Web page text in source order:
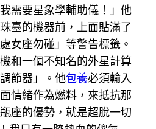
需要星象學輔助儀！」他
臺的機器前，上面貼滿了
女座勿碰」等警告標籤。
和一個不知名的外星計算
節器」。他包養必須輸入
情緒作為燃料，來抵抗那
座的優勢，就是超脫一切